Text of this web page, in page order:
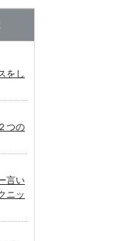
をし
つの
言い
ニッ